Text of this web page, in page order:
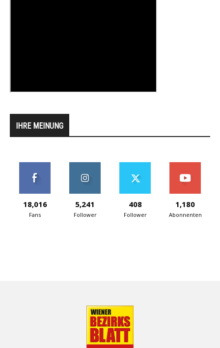
IHRE MEINUNG
18,016
Fans
5,241
Follower
408
Follower
1,180
Abonnenten